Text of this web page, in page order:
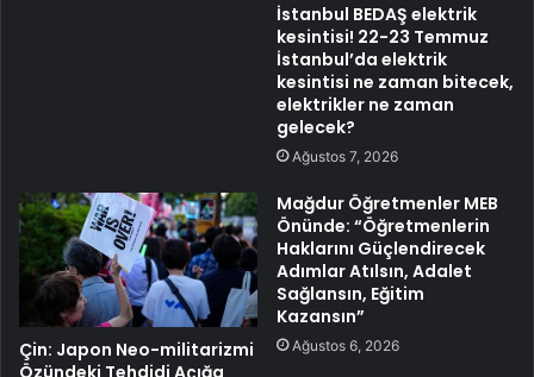
İstanbul BEDAŞ elektrik
kesintisi! 22-23 Temmuz
İstanbul’da elektrik
kesintisi ne zaman bitecek,
elektrikler ne zaman
gelecek?
Ağustos 7, 2026
Çin: Japon Neo-militarizmi
Özündeki Tehdidi Açığa
Mağdur Öğretmenler MEB
Önünde: “Öğretmenlerin
Haklarını Güçlendirecek
Adımlar Atılsın, Adalet
Sağlansın, Eğitim
Kazansın”
Ağustos 6, 2026